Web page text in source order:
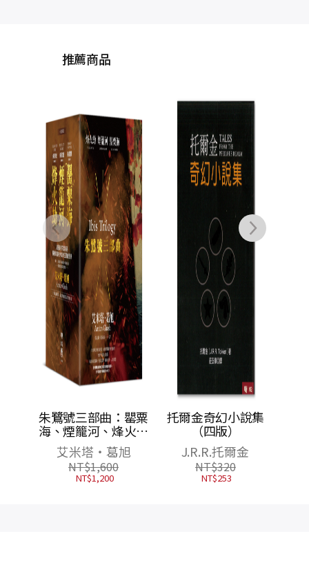
推薦商品
托爾金奇幻小說集
（四版）
J.R.R.托爾金
NT$320
NT$253
剛多林的陷落（《魔
傳奇最終章）
J.R.R.托爾金
NT$380
NT$ 300